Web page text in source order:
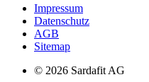
Impressum
Datenschutz
AGB
Sitemap
© 2026 Sardafit AG